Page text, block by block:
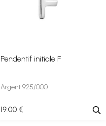
Pendentif initiale F
Argent 925/000
19.00 €